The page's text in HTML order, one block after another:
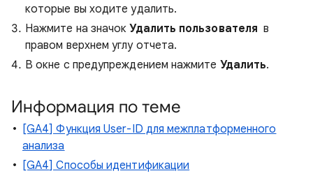
которые вы ходите удалить.
Нажмите на значокУдалить пользователя в
правом верхнем углу отчета.
В окне с предупреждением нажмите Удалить.
Информация по теме
[GA4] Функция User-ID для межплатформенного
анализа
[GA4] Способы идентификации